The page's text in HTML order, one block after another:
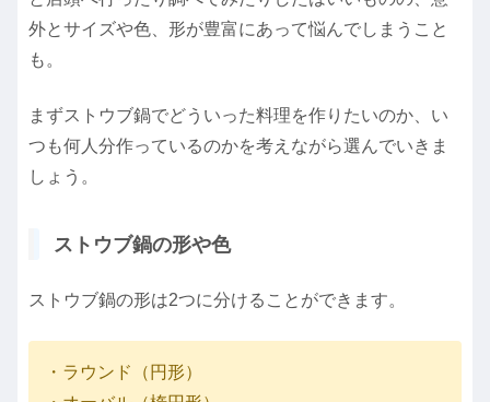
外とサイズや色、形が豊富にあって悩んでしまうこと
も。
まずストウブ鍋でどういった料理を作りたいのか、い
つも何人分作っているのかを考えながら選んでいきま
しょう。
ストウブ鍋の形や色
ストウブ鍋の形は2つに分けることができます。
・ラウンド（円形）